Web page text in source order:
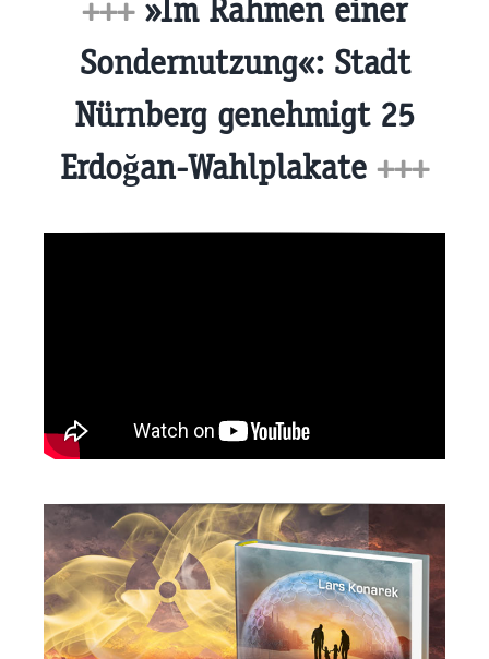
+++»Im Rahmen einer
Sondernutzung«: Stadt
Nürnberg genehmigt 25
Erdoğan-Wahlplakate +++